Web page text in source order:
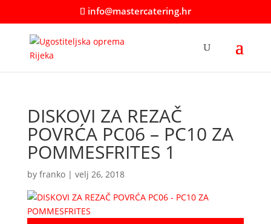
info@mastercatering.hr
DISKOVI ZA REZAČ
POVRĆA PC06 – PC10 ZA
POMMESFRITES 1
by franko| velj 26, 2018